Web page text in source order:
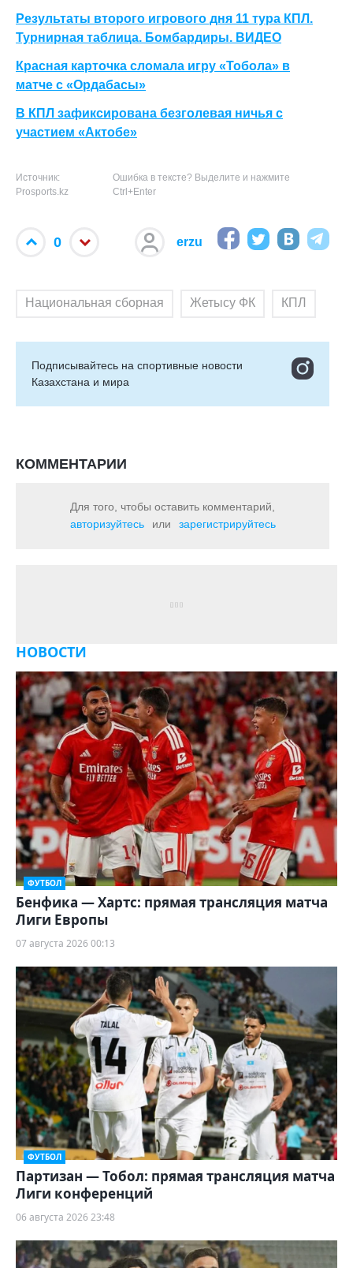
Результаты второго игрового дня 11 тура КПЛ.
Турнирная таблица. Бомбардиры. ВИДЕО
Красная карточка сломала игру «Тобола» в
матче с «Ордабасы»
В КПЛ зафиксирована безголевая ничья с
участием «Актобе»
Источник:
Prosports.kz
Ошибка в тексте? Выделите и нажмите
Ctrl+Enter
0 erzu
Национальная сборная Жетысу ФК КПЛ
Подписывайтесь на cпортивные новости
Казахстана и мира
КОММЕНТАРИИ
Для того, чтобы оставить комментарий,
авторизуйтесь
или зарегистрируйтесь
НОВОСТИ
ФУТБОЛ
Бенфика — Хартс: прямая трансляция матча
Лиги Европы
07 августа 2026 00:13
ФУТБОЛ
Партизан — Тобол: прямая трансляция матча
Лиги конференций
06 августа 2026 23:48